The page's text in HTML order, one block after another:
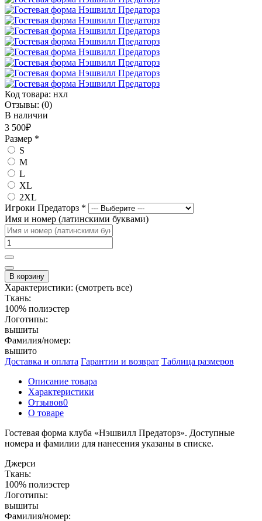
Код товара: нхл
Отзывы: (0)
В наличии
3 500₽
Размер *
S
M
L
XL
2XL
Игроки Предаторз *
Имя и номер (латинскими буквами)
В корзину
Характеристики: (смотреть все)
Ткань:
100% полиэстер
Логотипы:
вышиты
Фамилия/номер:
вышито
Доставка и оплата Гарантии и возврат Таблица размеров
Описание товара
Характеристики
Отзывов0
О товаре
Гостевая форма клуба «Нэшвилл Предаторз». Доступные
номера и фамилии для нанесения указаны в списке.
Джерси
Ткань:
100% полиэстер
Логотипы:
вышиты
Фамилия/номер: